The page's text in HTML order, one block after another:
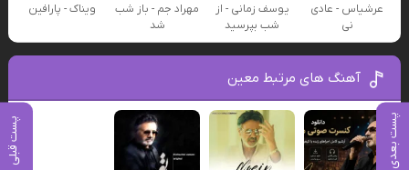
پست بعدی پست قبلی
عرشیاس - عادی
نی
یوسف زمانی - از
شب بپرسید
مهراد جم - باز شب
شد
ویناک - پارافین
آهنگ های مرتبط معین